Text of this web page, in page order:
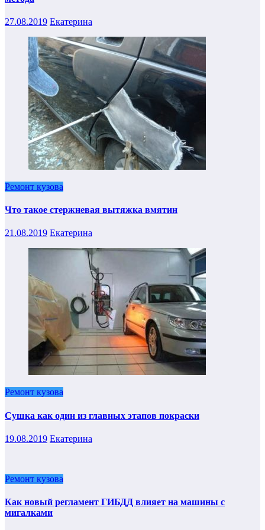
27.08.2019 Екатерина
Ремонт кузова
Что такое стержневая вытяжка вмятин
21.08.2019 Екатерина
Ремонт кузова
Сушка как один из главных этапов покраски
19.08.2019 Екатерина
Ремонт кузова
Как новый регламент ГИБДД влияет на машины с
мигалками